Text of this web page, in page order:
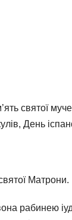
святої
День
Матрони.
рабинею